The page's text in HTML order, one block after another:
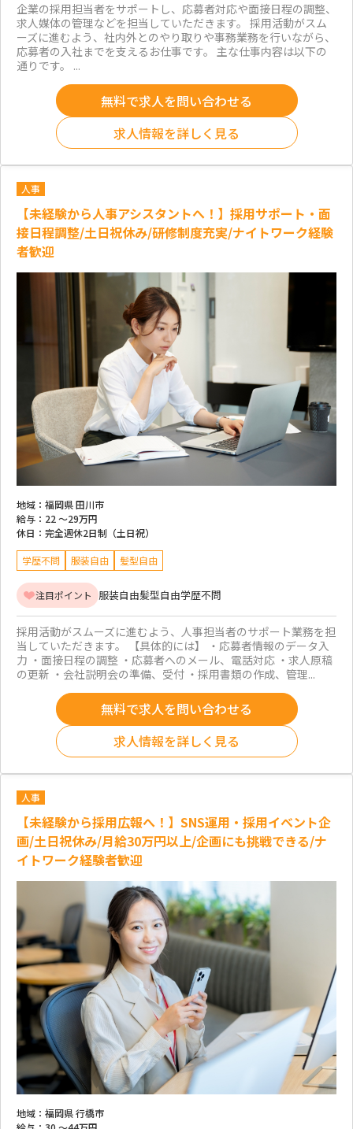
企業の採用担当者をサポートし、応募者対応や面接日程の調整、
求人媒体の管理などを担当していただきます。 採用活動がスム
ーズに進むよう、社内外とのやり取りや事務業務を行いながら、
応募者の入社までを支えるお仕事です。 主な仕事内容は以下の
通りです。 ...
無料で求人を問い合わせる
求人情報を詳しく見る
人事
【未経験から人事アシスタントへ！】採用サポート・面
接日程調整/土日祝休み/研修制度充実/ナイトワーク経験
者歓迎
地域： 福岡県 田川市
給与： 22 ～29万円
休日： 完全週休2日制（土日祝）
学歴不問 服装自由 髪型自由
注目ポイント 服装自由髪型自由学歴不問
採用活動がスムーズに進むよう、人事担当者のサポート業務を担
当していただきます。 【具体的には】 ・応募者情報のデータ入
力 ・面接日程の調整 ・応募者へのメール、電話対応 ・求人原稿
の更新 ・会社説明会の準備、受付 ・採用書類の作成、管理...
無料で求人を問い合わせる
求人情報を詳しく見る
人事
【未経験から採用広報へ！】SNS運用・採用イベント企
画/土日祝休み/月給30万円以上/企画にも挑戦できる/ナ
イトワーク経験者歓迎
地域： 福岡県 行橋市